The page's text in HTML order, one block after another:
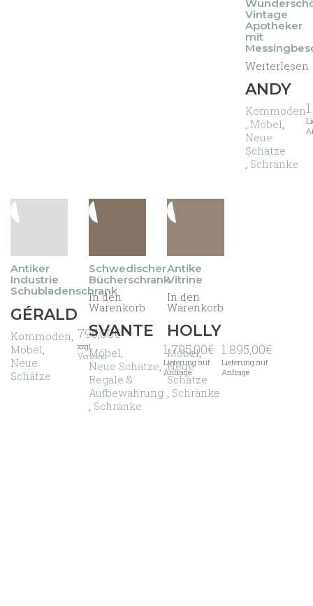
Vintage
Apotheker
mit
Weiterlesen
ANDY
Kommoden
, Möbel,
Neue
Schätze
, Schränke
Antiker
Industrie
Schubladenschrank
GÉRALD
Kommoden,
Möbel,
Neue
Schätze
795,00€
zzgl.
Versand
Schwedischer
Bücherschrank
In den
Warenkorb
SVANTE
Möbel
Neue Schätze
Regale &
Aufbewahrung
Schränke
1.795,00€
Lieferung auf
Anfrage
Antike
Vitrine
In den
Warenkorb
HOLLY
Möbel,
Neue
Schätze
Schränke
1.895,00€
Lieferung auf
Anfrage